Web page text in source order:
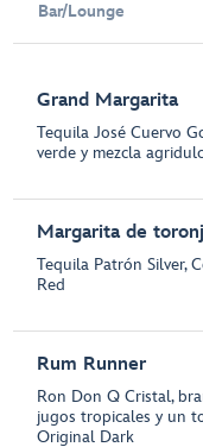
Bar/Lounge
Grand Margarita
Tequila José Cuervo
verde y mezcla
Margarita de
Tequila Patrón Silver,
Red
Rum Runner
Ron Don Q Cristal,
jugos tropicales y un
Original Dark